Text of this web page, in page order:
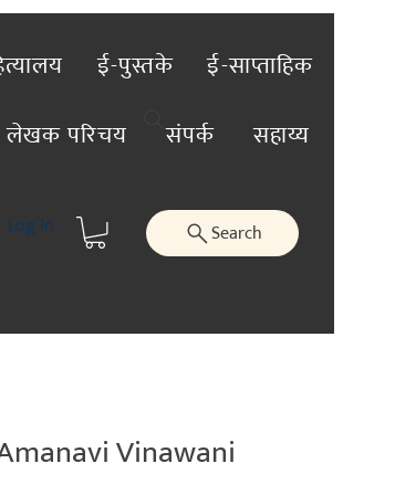
ई-पुस्तके
ई-साप्ताहिक
लेखक परिचय संपर्क सहाय्य
Log In Search
Vinawani